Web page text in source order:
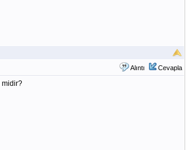
Alıntı Cevapla
midir?